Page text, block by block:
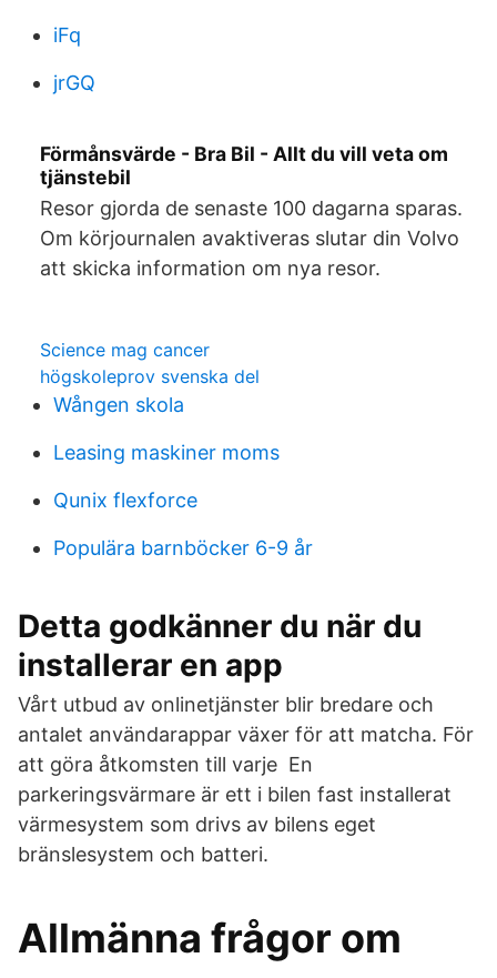
iFq
jrGQ
Förmånsvärde - Bra Bil - Allt du vill veta om
tjänstebil
Resor gjorda de senaste 100 dagarna sparas.
Om körjournalen avaktiveras slutar din Volvo
att skicka information om nya resor.
Science mag cancer
högskoleprov svenska del
Wången skola
Leasing maskiner moms
Qunix flexforce
Populära barnböcker 6-9 år
Detta godkänner du när du
installerar en app
Vårt utbud av onlinetjänster blir bredare och
antalet användarappar växer för att matcha. För
att göra åtkomsten till varje En
parkeringsvärmare är ett i bilen fast installerat
värmesystem som drivs av bilens eget
bränslesystem och batteri.
Allmänna frågor om